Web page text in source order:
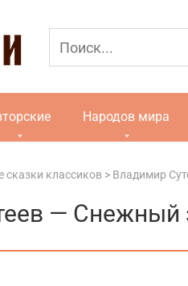
Народов мира
сказки классиков > Владимир
— Снежный